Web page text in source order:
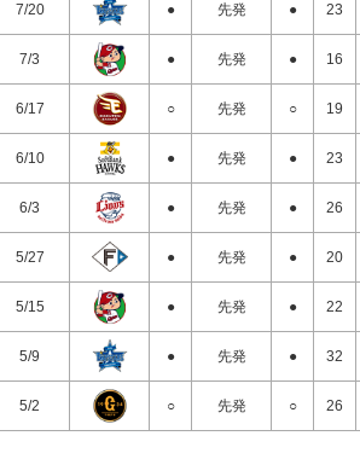
7/20 ● 先発 ● 23
7/3 ● 先発 ● 16
6/17 ○ 先発 ○ 19
6/10 ● 先発 ● 23
6/3 ● 先発 ● 26
5/27 ● 先発 ● 20
5/15 ● 先発 ● 22
5/9 ● 先発 ● 32
5/2 ○ 先発 ○ 26